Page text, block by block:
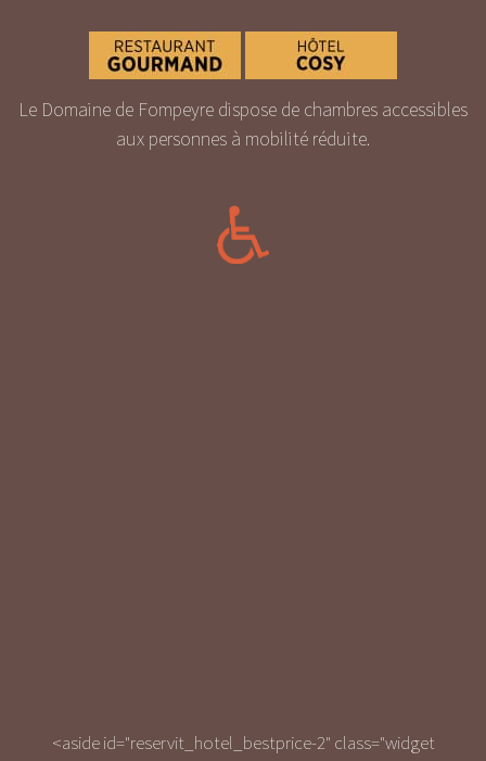
Le Domaine de Fompeyre dispose de chambres accessibles
aux personnes à mobilité réduite.
<aside id="reservit_hotel_bestprice-2" class="widget